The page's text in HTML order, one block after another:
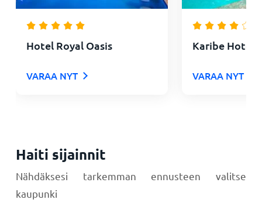
Hotel Royal Oasis
VARAA NYT
Karibe Hotel
VARAA NYT
Haiti sijainnit
Nähdäksesi tarkemman ennusteen valitse
kaupunki